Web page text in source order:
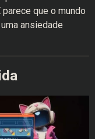
que o mundo
ansiedade